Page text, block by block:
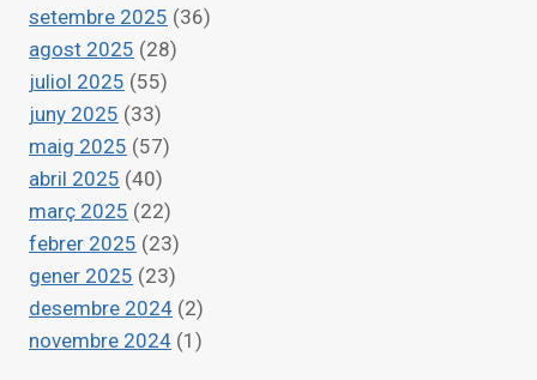
setembre 2025 (36)
agost 2025 (28)
juliol 2025 (55)
juny 2025 (33)
maig 2025 (57)
abril 2025 (40)
març 2025 (22)
febrer 2025 (23)
gener 2025 (23)
desembre 2024 (2)
novembre 2024 (1)